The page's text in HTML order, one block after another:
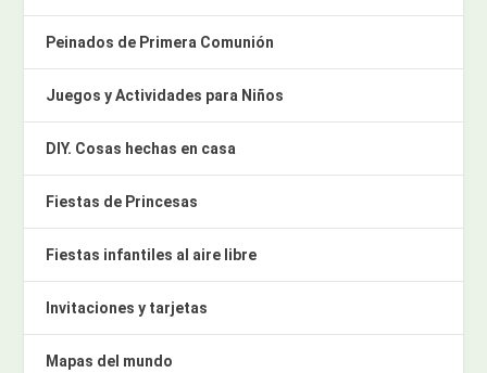
Peinados de Primera Comunión
Juegos y Actividades para Niños
DIY. Cosas hechas en casa
Fiestas de Princesas
Fiestas infantiles al aire libre
Invitaciones y tarjetas
Mapas del mundo